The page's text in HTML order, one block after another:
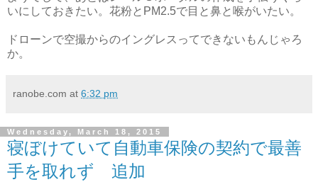
いにしておきたい。花粉とPM2.5で目と鼻と喉がいたい。
ドローンで空撮からのイングレスってできないもんじゃろ
か。
ranobe.com at 6:32 pm
Wednesday, March 18, 2015
寝ぼけていて自動車保険の契約で最善
手を取れず 追加